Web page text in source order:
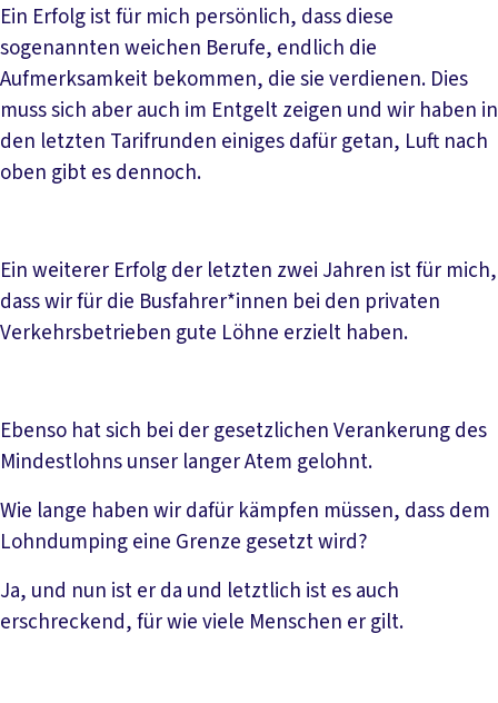
Ein Erfolg ist für mich persönlich, dass diese
sogenannten weichen Berufe, endlich die
Aufmerksamkeit bekommen, die sie verdienen. Dies
muss sich aber auch im Entgelt zeigen und wir haben in
den letzten Tarifrunden einiges dafür getan, Luft nach
oben gibt es dennoch.
Ein weiterer Erfolg der letzten zwei Jahren ist für mich,
dass wir für die Busfahrer*innen bei den privaten
Verkehrsbetrieben gute Löhne erzielt haben.
Ebenso hat sich bei der gesetzlichen Verankerung des
Mindestlohns unser langer Atem gelohnt.
Wie lange haben wir dafür kämpfen müssen, dass dem
Lohndumping eine Grenze gesetzt wird?
Ja, und nun ist er da und letztlich ist es auch
erschreckend, für wie viele Menschen er gilt.